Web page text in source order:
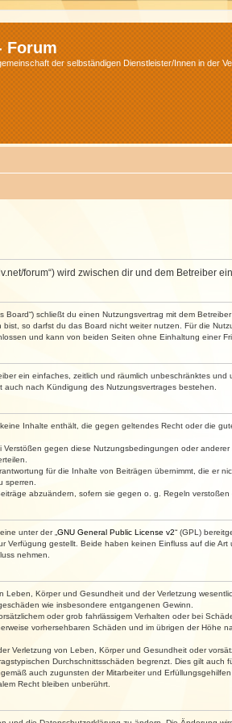
Forum
der selbständigen Dienstleister/Innen in der
forum“) wird zwischen dir und dem Betreiber
Board“) schließt du einen Nutzungsvertrag mit dem
so darfst du das Board nicht weiter nutzen. Für die
und kann von beiden Seiten ohne Einhaltung einer
ein einfaches, zeitlich und räumlich unbeschränktes
nach Kündigung des Nutzungsvertrages bestehen.
Inhalte enthält, die gegen geltendes Recht oder die
gegen diese Nutzungsbedingungen oder
für die Inhalte von Beiträgen übernimmt, die er
sperren.
abzuändern, sofern sie gegen o. g. Regeln
unter der „ GNU General Public License v2“ (GPL)
Verfügung gestellt. Beide haben keinen Einfluss auf die
nehmen.
Leben, Körper und Gesundheit und der Verletzung
wie insbesondere entgangenen Gewinn.
oder grob fahrlässigem Verhalten oder bei
vorhersehbaren Schäden und im übrigen der
Verletzung von Leben, Körper und Gesundheit oder
Durchschnittsschäden begrenzt. Dies gilt auch
auch zugunsten der Mitarbeiter und Erfüllungsgehilfen
Recht bleiben unberührt.